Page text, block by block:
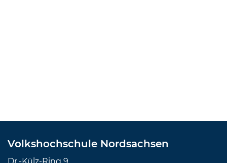
Volkshochschule Nordsachsen